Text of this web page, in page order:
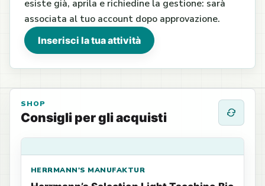
esiste già, aprila e richiedine la gestione: sarà
associata al tuo account dopo approvazione.
Inserisci la tua attività
SHOP
Consigli per gli acquisti
HERRMANN'S MANUFAKTUR